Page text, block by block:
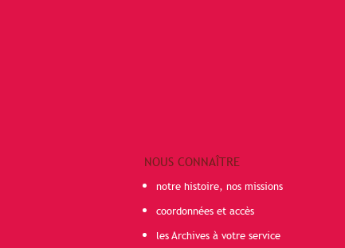
NOUS CONNAÎTRE
notre histoire, nos missions
coordonnées et accès
les Archives à votre service